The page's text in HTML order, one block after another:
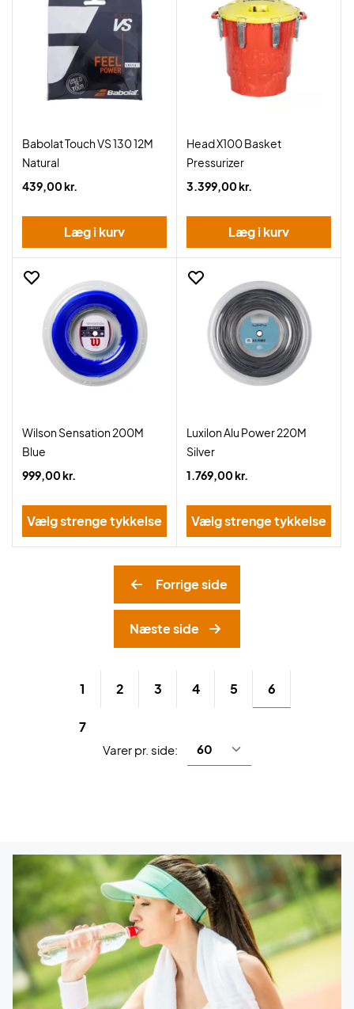
Babolat Touch VS 130 12M
Natural
439,00 kr.
Læg i kurv
Head X100 Basket
Pressurizer
3.399,00 kr.
Læg i kurv
Wilson Sensation 200M
Blue
999,00 kr.
Vælg strenge tykkelse
Luxilon Alu Power 220M
Silver
1.769,00 kr.
Vælg strenge tykkelse
Forrige side
Næste side
1 2 3 4 5 6
7
Varer pr. side: